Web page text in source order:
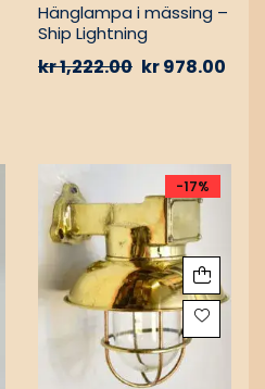
Hänglampa i mässing –
Ship Lightning
kr1,222.00 kr978.00
-17%